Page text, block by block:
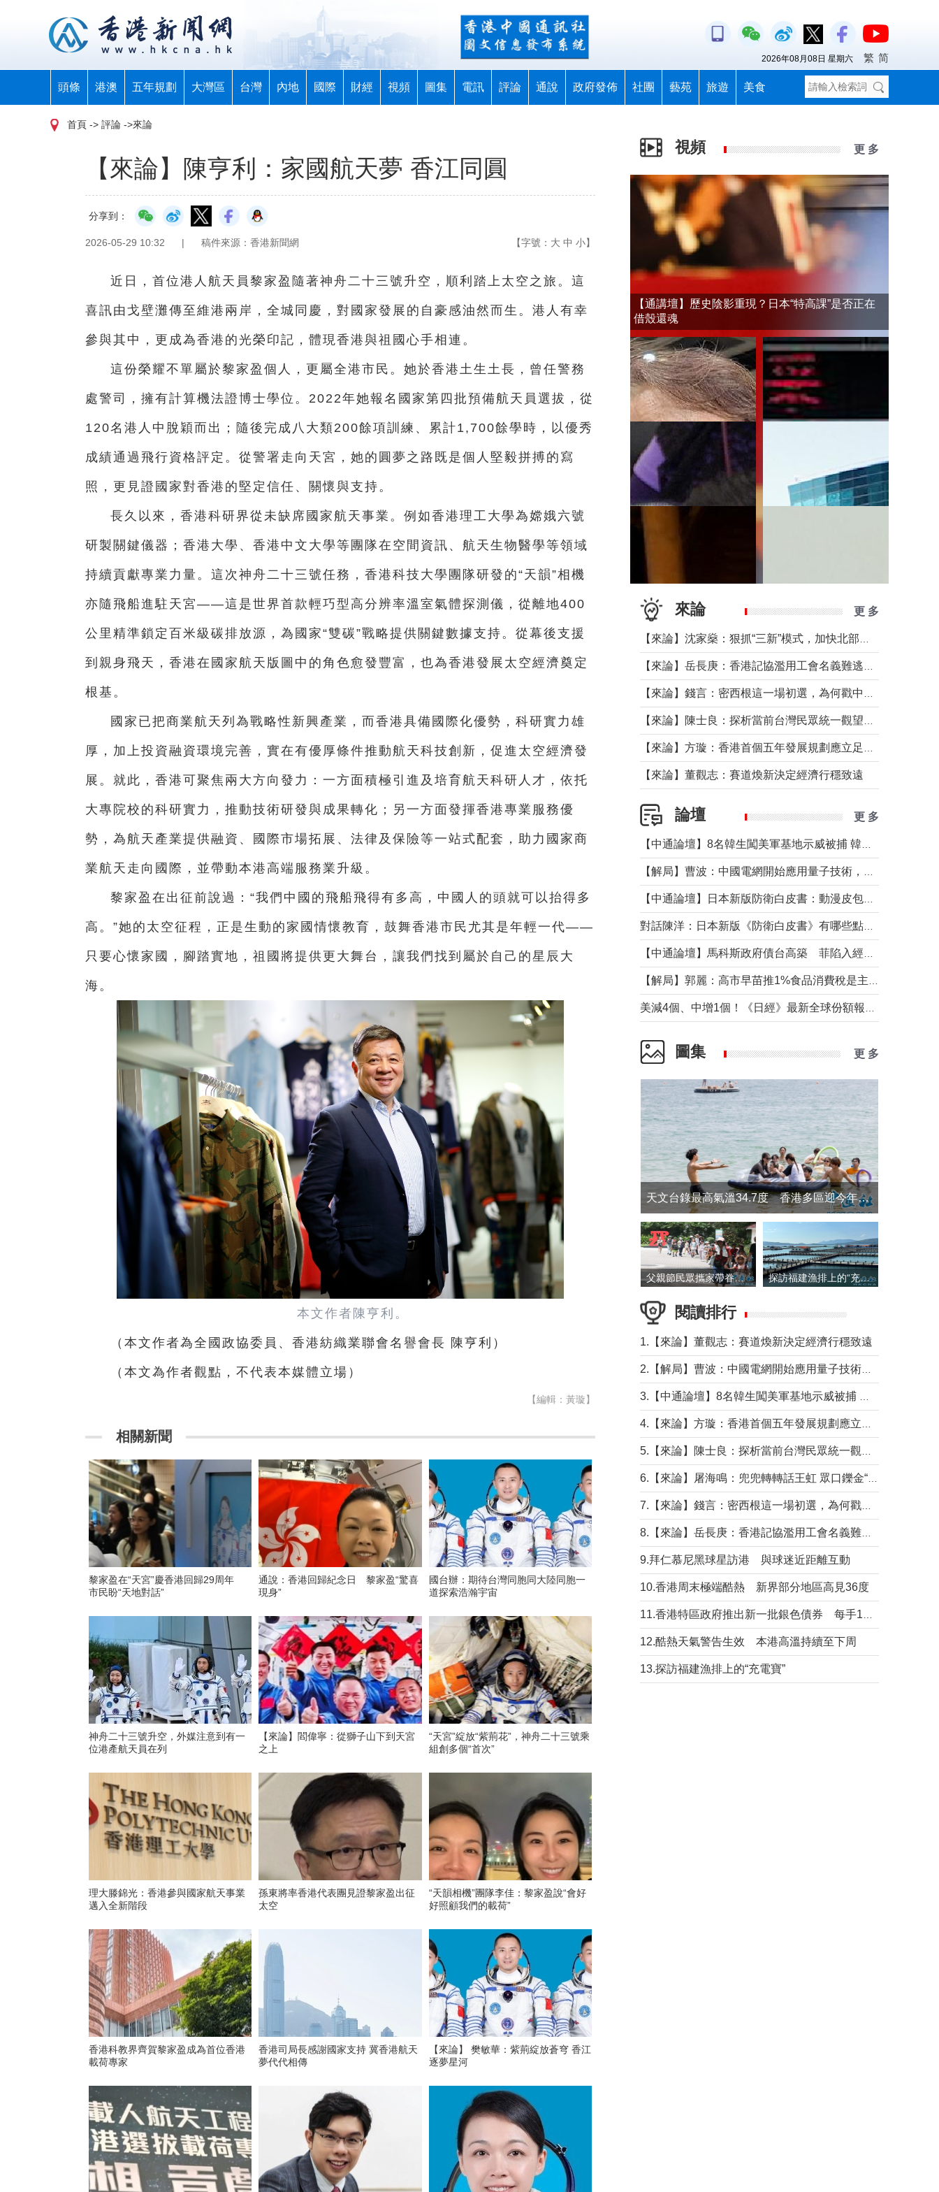
頭條 港澳 五年規劃 大灣區 台灣 內地 國際 財經 視頻 圖集 電訊 評論 通說 政府發佈 社團 藝苑 旅遊 美食
2026年08月08日 星期六 繁 简
首頁 -> 評論 ->來論
【來論】陳亨利：家國航天夢 香江同圓
分享到：
2026-05-29 10:32 | 稿件來源：香港新聞網 【字號： 大 中 小】
近日，首位港人航天員黎家盈隨著神舟二十三號升空，順利踏上太空之旅。這
喜訊由戈壁灘傳至維港兩岸，全城同慶，對國家發展的自豪感油然而生。港人有幸
參與其中，更成為香港的光榮印記，體現香港與祖國心手相連。
這份榮耀不單屬於黎家盈個人，更屬全港市民。她於香港土生土長，曾任警務
處警司，擁有計算機法證博士學位。2022年她報名國家第四批預備航天員選拔，從
120名港人中脫穎而出；隨後完成八大類200餘項訓練、累計1,700餘學時，以優秀
成績通過飛行資格評定。從警署走向天宮，她的圓夢之路既是個人堅毅拼搏的寫
照，更見證國家對香港的堅定信任、關懷與支持。
長久以來，香港科研界從未缺席國家航天事業。例如香港理工大學為嫦娥六號
研製關鍵儀器；香港大學、香港中文大學等團隊在空間資訊、航天生物醫學等領域
持續貢獻專業力量。這次神舟二十三號任務，香港科技大學團隊研發的“天韻”相機
亦隨飛船進駐天宮——這是世界首款輕巧型高分辨率溫室氣體探測儀，從離地400
公里精準鎖定百米級碳排放源，為國家“雙碳”戰略提供關鍵數據支持。從幕後支援
到親身飛天，香港在國家航天版圖中的角色愈發豐富，也為香港發展太空經濟奠定
根基。
國家已把商業航天列為戰略性新興產業，而香港具備國際化優勢，科研實力雄
厚，加上投資融資環境完善，實在有優厚條件推動航天科技創新，促進太空經濟發
展。就此，香港可聚焦兩大方向發力：一方面積極引進及培育航天科研人才，依托
大專院校的科研實力，推動技術研發與成果轉化；另一方面發揮香港專業服務優
勢，為航天產業提供融資、國際市場拓展、法律及保險等一站式配套，助力國家商
業航天走向國際，並帶動本港高端服務業升級。
黎家盈在出征前說過：“我們中國的飛船飛得有多高，中國人的頭就可以抬得多
高。”她的太空征程，正是生動的家國情懷教育，鼓舞香港市民尤其是年輕一代——
只要心懷家國，腳踏實地，祖國將提供更大舞台，讓我們找到屬於自己的星辰大
海。
本文作者陳亨利。
（本文作者為全國政協委員、香港紡織業聯會名譽會長 陳亨利）
（本文為作者觀點，不代表本媒體立場）
【編輯：黃璇】
相關新聞
黎家盈在“天宮”慶香港回歸29周年
市民盼“天地對話”
通說：香港回歸紀念日 黎家盈“驚喜
現身”
國台辦：期待台灣同胞同大陸同胞一
道探索浩瀚宇宙
神舟二十三號升空，外媒注意到有一
位港產航天員在列
【來論】閻偉寧：從獅子山下到天宮
之上
“天宮”綻放“紫荊花”，神舟二十三號乘
組創多個“首次”
理大滕錦光：香港參與國家航天事業
邁入全新階段
孫東將率香港代表團見證黎家盈出征
太空
“天韻相機”團隊李佳：黎家盈說“會好
好照顧我們的載荷”
香港科教界齊賀黎家盈成為首位香港
載荷專家
香港司局長感謝國家支持 冀香港航天
夢代代相傳
【來論】 樊敏華：紫荊綻放蒼穹 香江
逐夢星河
視頻 更 多
【通講壇】歷史陰影重現？日本“特高課”是否正在
借殼還魂
來論 更 多
【來論】董觀志：賽道煥新決定經濟行穩致遠
論壇 更 多
圖集 更 多
天文台錄最高氣溫34.7度 香港多區迎今年最熱一天
父親節民眾攜家帶眷出遊 探訪福建漁排上的“充電寶”
閱讀排行
1.【來論】董觀志：賽道煥新決定經濟行穩致遠
9.拜仁慕尼黑球星訪港 與球迷近距離互動
10.香港周末極端酷熱 新界部分地區高見36度
12.酷熱天氣警告生效 本港高溫持續至下周
13.探訪福建漁排上的“充電寶”